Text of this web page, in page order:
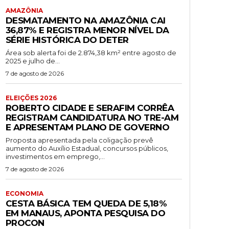
AMAZÔNIA
DESMATAMENTO NA AMAZÔNIA CAI
36,87% E REGISTRA MENOR NÍVEL DA
SÉRIE HISTÓRICA DO DETER
Área sob alerta foi de 2.874,38 km² entre agosto de
2025 e julho de...
7 de agosto de 2026
ELEIÇÕES 2026
ROBERTO CIDADE E SERAFIM CORRÊA
REGISTRAM CANDIDATURA NO TRE-AM
E APRESENTAM PLANO DE GOVERNO
Proposta apresentada pela coligação prevê
aumento do Auxílio Estadual, concursos públicos,
investimentos em emprego,...
7 de agosto de 2026
ECONOMIA
CESTA BÁSICA TEM QUEDA DE 5,18%
EM MANAUS, APONTA PESQUISA DO
PROCON